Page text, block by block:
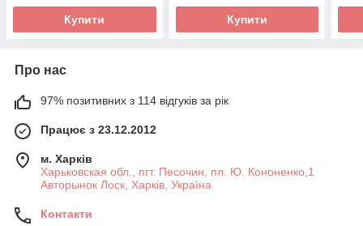
Купити Купити
Про нас
97% позитивних з 114 відгуків за рік
Працює з 23.12.2012
м. Харків
Харьковская обл., пгт. Песочин, пл. Ю. Кононенко,1
Авторынок Лоск, Харків, Україна
Контакти